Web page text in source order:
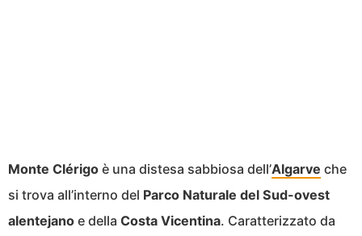
Monte Clérigo è una distesa sabbiosa dell’Algarve che
si trova all’interno del Parco Naturale del Sud-ovest
alentejano e della Costa Vicentina. Caratterizzato da